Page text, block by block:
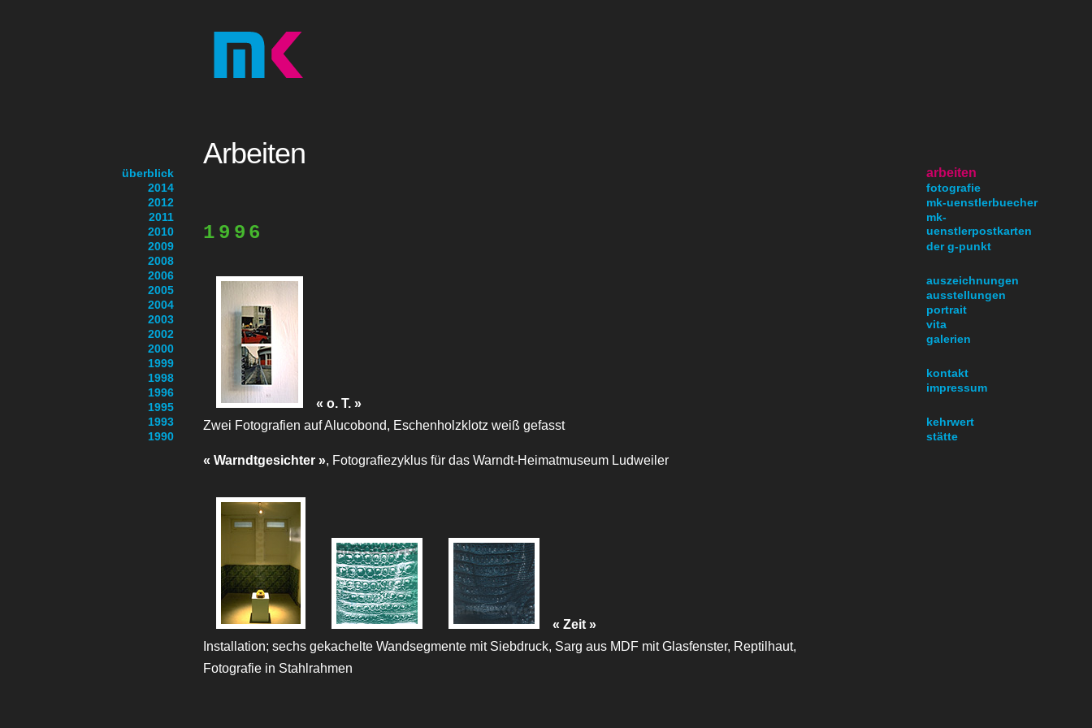
überblick
2014
2012
2011
2010
2009
2008
2006
2005
2004
2003
2002
2000
1999
1998
1996
1995
1993
1990
Arbeiten
1996
« o. T. »
Zwei Fotografien auf Alucobond, Eschenholzklotz weiß gefasst
« Warndtgesichter », Fotografiezyklus für das Warndt-Heimatmuseum Ludweiler
« Zeit »
Installation; sechs gekachelte Wandsegmente mit Siebdruck, Sarg aus MDF mit Glasfenster, Reptilhaut,
Fotografie in Stahlrahmen
arbeiten
fotografie
mk-uenstlerbuecher
mk-
uenstlerpostkarten
der g-punkt
auszeichnungen
ausstellungen
portrait
vita
galerien
kontakt
impressum
kehrwert
stätte